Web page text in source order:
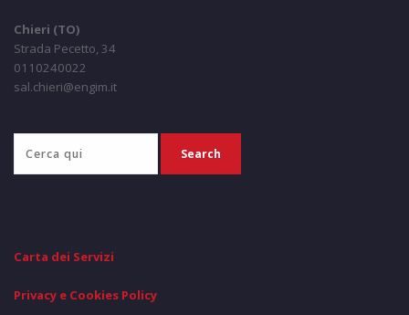
Chieri (TO)
Strada Pecetto, 34
0110240022
sal.chieri@engim.it
Carta dei Servizi
Privacy e Cookies Policy